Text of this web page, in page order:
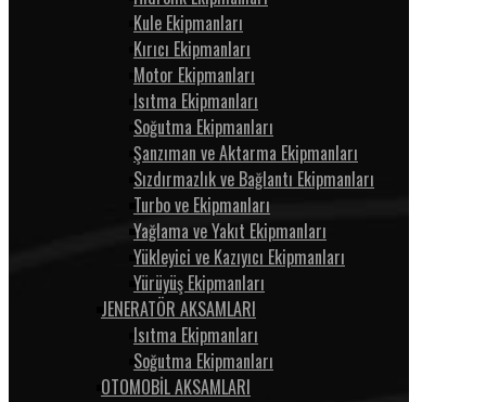
Kule Ekipmanları
Kırıcı Ekipmanları
Motor Ekipmanları
Isıtma Ekipmanları
Soğutma Ekipmanları
Şanzıman ve Aktarma Ekipmanları
Sızdırmazlık ve Bağlantı Ekipmanları
Turbo ve Ekipmanları
Yağlama ve Yakıt Ekipmanları
Yükleyici ve Kazıyıcı Ekipmanları
Yürüyüş Ekipmanları
JENERATÖR AKSAMLARI
Isıtma Ekipmanları
Soğutma Ekipmanları
OTOMOBİL AKSAMLARI